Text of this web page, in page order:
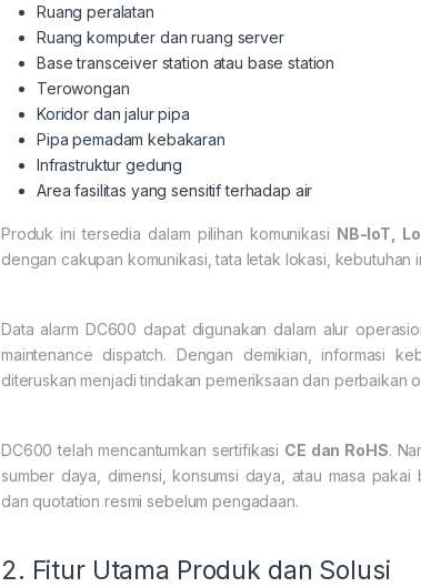
Ruang peralatan
Ruang komputer dan ruang server
Base transceiver station atau base station
Terowongan
Koridor dan jalur pipa
Pipa pemadam kebakaran
Infrastruktur gedung
Area fasilitas yang sensitif terhadap air
Produk ini tersedia dalam pilihan komunikasi NB-IoT,
dengan cakupan komunikasi, tata letak lokasi, kebutuhan
Data alarm DC600 dapat digunakan dalam alur
maintenance dispatch. Dengan demikian, informasi
diteruskan menjadi tindakan pemeriksaan dan perbaikan
DC600 telah mencantumkan sertifikasi CE dan RoHS.
sumber daya, dimensi, konsumsi daya, atau masa
dan quotation resmi sebelum pengadaan.
2. Fitur Utama Produk dan Solusi